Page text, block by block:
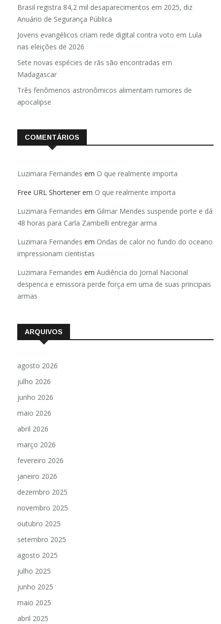
Brasil registra 84,2 mil desaparecimentos em 2025, diz
Anuário de Segurança Pública
Jovens evangélicos criam rede digital contra voto em Lula
nas eleições de 2026
Sete novas espécies de rãs são encontradas em
Madagascar
Três fenômenos astronômicos alimentam rumores de
apocalipse
COMENTÁRIOS
Luzimara Fernandes em O que realmente importa
Free URL Shortener em O que realmente importa
Luzimara Fernandes em Gilmar Mendes suspende porte e dá
48 horas para Carla Zambelli entregar arma
Luzimara Fernandes em Ondas de calor no fundo do oceano
impressionam cientistas
Luzimara Fernandes em Audiência do Jornal Nacional
despenca e emissora perde força em uma de suas principais
armas
ARQUIVOS
agosto 2026
julho 2026
junho 2026
maio 2026
abril 2026
março 2026
fevereiro 2026
janeiro 2026
dezembro 2025
novembro 2025
outubro 2025
setembro 2025
agosto 2025
julho 2025
junho 2025
maio 2025
abril 2025